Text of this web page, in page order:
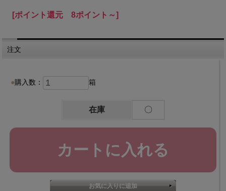
[ポイント還元 8ポイント～]
注文
購入数： 箱
在庫 〇